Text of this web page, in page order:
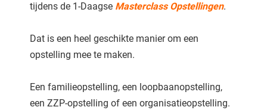
tijdens de 1-Daagse Masterclass Opstellingen.
Dat is een heel geschikte manier om een
opstelling mee te maken.
Een familieopstelling, een loopbaanopstelling,
een ZZP-opstelling of een organisatieopstelling.